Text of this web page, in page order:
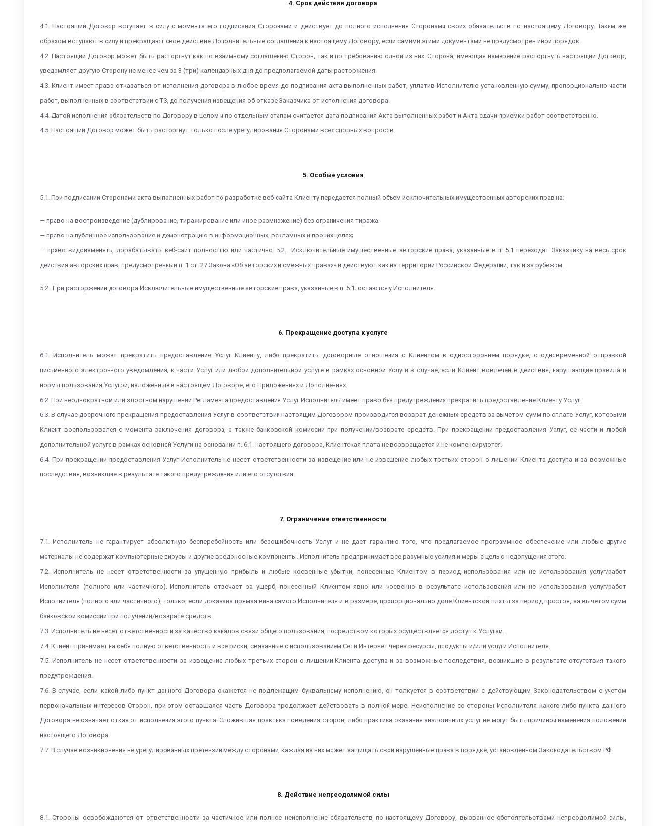
4. Срок действия договора
4.1. Настоящий Договор вступает в силу с момента его подписания Сторонами и действует до полного исполнения Сторонами своих обязательств по настоящему Договору. Таким же
образом вступают в силу и прекращают свое действие Дополнительные соглашения к настоящему Договору, если самими этими документами не предусмотрен иной порядок.
4.2. Настоящий Договор может быть расторгнут как по взаимному соглашению Сторон, так и по требованию одной из них. Сторона, имеющая намерение расторгнуть настоящий Договор,
уведомляет другую Сторону не менее чем за 3 (три) календарных дня до предполагаемой даты расторжения.
4.3. Клиент имеет право отказаться от исполнения договора в любое время до подписания акта выполненных работ, уплатив Исполнителю установленную сумму, пропорционально части
работ, выполненных в соответствии с ТЗ, до получения извещения об отказе Заказчика от исполнения договора.
4.4. Датой исполнения обязательств по Договору в целом и по отдельным этапам считается дата подписания Акта выполненных работ и Акта сдачи-приемки работ соответственно.
4.5. Настоящий Договор может быть расторгнут только после урегулирования Сторонами всех спорных вопросов.
5. Особые условия
5.1. При подписании Сторонами акта выполненных работ по разработке веб-сайта Клиенту передается полный объем исключительных имущественных авторских прав на:
— право на воспроизведение (дублирование, тиражирование или иное размножение) без ограничения тиража;
— право на публичное использование и демонстрацию в информационных, рекламных и прочих целях;
— право видоизменять, дорабатывать веб-сайт полностью или частично. 5.2. Исключительные имущественные авторские права, указанные в п. 5.1 переходят Заказчику на весь срок
действия авторских прав, предусмотренный п. 1 ст. 27 Закона «Об авторских и смежных правах» и действуют как на территории Российской Федерации, так и за рубежом.
5.2. При расторжении договора Исключительные имущественные авторские права, указанные в п. 5.1. остаются у Исполнителя.
6. Прекращение доступа к услуге
6.1. Исполнитель может прекратить предоставление Услуг Клиенту, либо прекратить договорные отношения с Клиентом в одностороннем порядке, с одновременной отправкой
письменного электронного уведомления, к части Услуг или любой дополнительной услуге в рамках основной Услуги в случае, если Клиент вовлечен в действия, нарушающие правила и
нормы пользования Услугой, изложенные в настоящем Договоре, его Приложениях и Дополнениях.
6.2. При неоднократном или злостном нарушении Регламента предоставления Услуг Исполнитель имеет право без предупреждения прекратить предоставление Клиенту Услуг.
6.3. В случае досрочного прекращения предоставления Услуг в соответствии настоящим Договором производится возврат денежных средств за вычетом сумм по оплате Услуг, которыми
Клиент воспользовался с момента заключения договора, а также банковской комиссии при получении/возврате средств. При прекращении предоставления Услуг, ее части и любой
дополнительной услуге в рамках основной Услуги на основании п. 6.1. настоящего договора, Клиентская плата не возвращается и не компенсируются.
6.4. При прекращении предоставления Услуг Исполнитель не несет ответственности за извещение или не извещение любых третьих сторон о лишении Клиента доступа и за возможные
последствия, возникшие в результате такого предупреждения или его отсутствия.
7. Ограничение ответственности
7.1. Исполнитель не гарантирует абсолютную бесперебойность или безошибочность Услуг и не дает гарантию того, что предлагаемое программное обеспечение или любые другие
материалы не содержат компьютерные вирусы и другие вредоносные компоненты. Исполнитель предпринимает все разумные усилия и меры с целью недопущения этого.
7.2. Исполнитель не несет ответственности за упущенную прибыль и любые косвенные убытки, понесенные Клиентом в период использования или не использования услуг/работ
Исполнителя (полного или частичного). Исполнитель отвечает за ущерб, понесенный Клиентом явно или косвенно в результате использования или не использования услуг/работ
Исполнителя (полного или частичного), только, если доказана прямая вина самого Исполнителя и в размере, пропорционально доле Клиентской платы за период простоя, за вычетом сумм
банковской комиссии при получении/возврате средств.
7.3. Исполнитель не несет ответственности за качество каналов связи общего пользования, посредством которых осуществляется доступ к Услугам.
7.4. Клиент принимает на себя полную ответственность и все риски, связанные с использованием Сети Интернет через ресурсы, продукты и/или услуги Исполнителя.
7.5. Исполнитель не несет ответственности за извещение любых третьих сторон о лишении Клиента доступа и за возможные последствия, возникшие в результате отсутствия такого
предупреждения.
7.6. В случае, если какой-либо пункт данного Договора окажется не подлежащим буквальному исполнению, он толкуется в соответствии с действующим Законодательством с учетом
первоначальных интересов Сторон, при этом оставшаяся часть Договора продолжает действовать в полной мере. Неисполнение со стороны Исполнителя какого-либо пункта данного
Договора не означает отказ от исполнения этого пункта. Сложившая практика поведения сторон, либо практика оказания аналогичных услуг не могут быть причиной изменения положений
настоящего Договора.
7.7. В случае возникновения не урегулированных претензий между сторонами, каждая из них может защищать свои нарушенные права в порядке, установленном Законодательством РФ.
8. Действие непреодолимой силы
8.1. Стороны освобождаются от ответственности за частичное или полное неисполнение обязательств по настоящему Договору, вызванное обстоятельствами непреодолимой силы,